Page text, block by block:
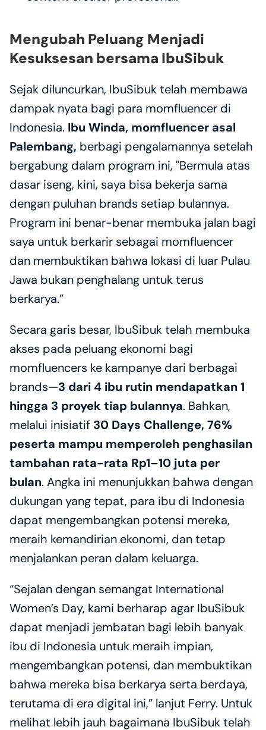
Mengubah Peluang Menjadi
Kesuksesan bersama IbuSibuk
Sejak diluncurkan, IbuSibuk telah membawa
dampak nyata bagi para momfluencer di
Indonesia. Ibu Winda, momfluencer asal
Palembang, berbagi pengalamannya setelah
bergabung dalam program ini, "Bermula atas
dasar iseng, kini, saya bisa bekerja sama
dengan puluhan brands setiap bulannya.
Program ini benar-benar membuka jalan bagi
saya untuk berkarir sebagai momfluencer
dan membuktikan bahwa lokasi di luar Pulau
Jawa bukan penghalang untuk terus
berkarya.”
Secara garis besar, IbuSibuk telah membuka
akses pada peluang ekonomi bagi
momfluencers ke kampanye dari berbagai
brands—3 dari 4 ibu rutin mendapatkan 1
hingga 3 proyek tiap bulannya. Bahkan,
melalui inisiatif 30 Days Challenge, 76%
peserta mampu memperoleh penghasilan
tambahan rata-rata Rp1–10 juta per
bulan. Angka ini menunjukkan bahwa dengan
dukungan yang tepat, para ibu di Indonesia
dapat mengembangkan potensi mereka,
meraih kemandirian ekonomi, dan tetap
menjalankan peran dalam keluarga.
“Sejalan dengan semangat International
Women’s Day, kami berharap agar IbuSibuk
dapat menjadi jembatan bagi lebih banyak
ibu di Indonesia untuk meraih impian,
mengembangkan potensi, dan membuktikan
bahwa mereka bisa berkarya serta berdaya,
terutama di era digital ini,” lanjut Ferry. Untuk
melihat lebih jauh bagaimana IbuSibuk telah